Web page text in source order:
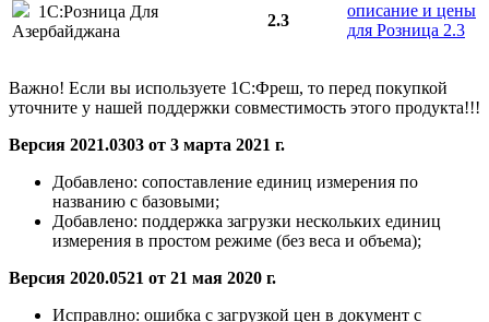
1С:Розница Для
Азербайджана
2.3
описание и цены
для Розница 2.3
Важно! Если вы используете 1С:Фреш, то перед покупкой
уточните у нашей поддержки совместимость этого продукта!!!
Версия 2021.0303 от 3 марта 2021 г.
Добавлено: сопоставление единиц измерения по
названию с базовыми;
Добавлено: поддержка загрузки нескольких единиц
измерения в простом режиме (без веса и объема);
Версия 2020.0521 от 21 мая 2020 г.
Исправлно: ошибка с загрузкой цен в документ с